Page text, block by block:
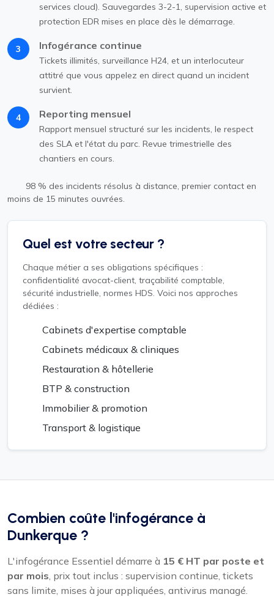
services cloud). Sauvegardes 3-2-1, supervision active et
protection EDR mises en place dès le démarrage.
3 Infogérance continue
Tickets illimités, surveillance H24, et un interlocuteur
attitré que vous appelez en direct quand un incident
survient.
4 Reporting mensuel
Rapport mensuel structuré sur les incidents, le respect
des SLA et l'état du parc. Revue trimestrielle des
chantiers en cours.
98 % des incidents résolus à distance, premier contact en
moins de 15 minutes ouvrées.
Quel est votre secteur ?
Chaque métier a ses obligations spécifiques :
confidentialité avocat-client, traçabilité comptable,
sécurité industrielle, normes HDS. Voici nos approches
dédiées :
Cabinets d'expertise comptable
Cabinets médicaux & cliniques
Restauration & hôtellerie
BTP & construction
Immobilier & promotion
Transport & logistique
Combien coûte l'infogérance à
Dunkerque ?
L'infogérance Essentiel démarre à 15 € HT par poste et
par mois , prix tout inclus : supervision continue, tickets
sans limite, mises à jour appliquées, antivirus managé.